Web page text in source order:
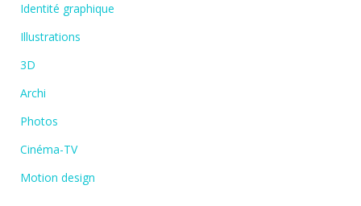
Identité graphique
Illustrations
3D
Archi
Photos
Cinéma-TV
Motion design